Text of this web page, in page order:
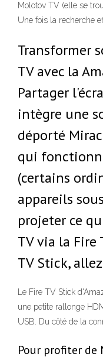
Molotov TV (elle se
Une fois la recherche
Transformer
TV avec la
Partager
intègre une
déporté
qui
(certains
appareils
projeter ce
TV via la Fire
TV Stick,
Le Fire TV Stick
une petite rallonge
USB. Du côté de la
Pour profiter